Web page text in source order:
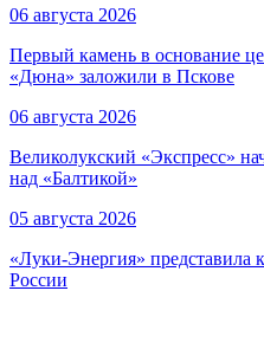
06 августа 2026
Первый камень в основание
«Дюна» заложили в Пскове
06 августа 2026
Великолукский «Экспресс»
над «Балтикой»
05 августа 2026
«Луки-Энергия» представила
России